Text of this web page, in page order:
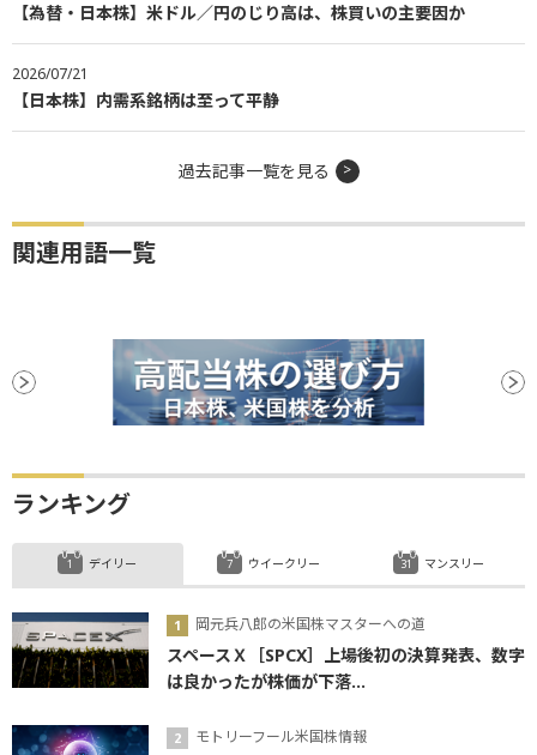
【為替・日本株】米ドル／円のじり高は、株買いの主要因か
2026/07/21
【日本株】内需系銘柄は至って平静
過去記事一覧を見る
関連用語一覧
ランキング
デイリー
岡元兵八郎の米国株マスターへの道
スペースＸ［SPCX］上場後初の決算発表、数字
は良かったが株価が下落...
モトリーフール米国株情報
ウイークリー マンスリー